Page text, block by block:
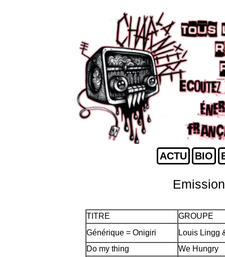
ACTU BIO
TITRE
GROUPE
Générique = Onigiri
Louis Lingg
Do my thing
We Hungry